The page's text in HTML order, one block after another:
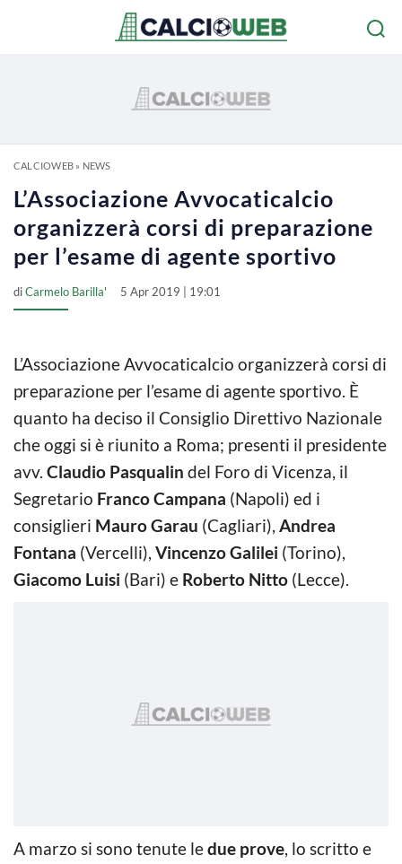
CALCIOWEB» NEWS
L’Associazione Avvocaticalcio
organizzerà corsi di preparazione
per l’esame di agente sportivo
diCarmelo Barilla' 5 Apr 2019 | 19:01
L’Associazione Avvocaticalcio organizzerà corsi di
preparazione per l’esame di agente sportivo. È
quanto ha deciso il Consiglio Direttivo Nazionale
che oggi si è riunito a Roma; presenti il presidente
avv. Claudio Pasqualin del Foro di Vicenza, il
Segretario Franco Campana (Napoli) ed i
consiglieri Mauro Garau (Cagliari), Andrea
Fontana (Vercelli), Vincenzo Galilei (Torino),
Giacomo Luisi (Bari) e Roberto Nitto (Lecce).
A marzo si sono tenute ledue prove, lo scritto e